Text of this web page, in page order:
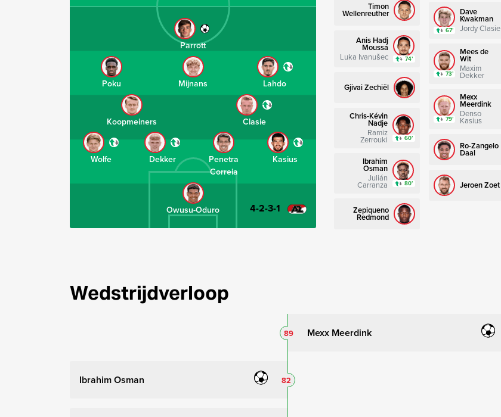
Owusu-Oduro
Kasius
Penetra
Correia
Dekker
Wolfe
Clasie
Koopmeiners
Lahdo
Mijnans
Poku
Parrott
4-2-3-1
Timon
Wellenreuther
Anis Hadj
Moussa
Luka Ivanušec
74’
Gjivai Zechiël
Chris-Kévin
Nadje
Ramiz
Zerrouki 60’
Ibrahim
Osman
Julián
Carranza 80’
Zepiqueno
Redmond
Dave
Kwakman
Jordy Clasie
67’
Mees de
Wit
Maxim
Dekker
73’
Mexx
Meerdink
Denso
Kasius
79’
Ro-Zangelo
Daal
Jeroen Zoet
Wedstrijdverloop
Mexx Meerdink
89
Ibrahim Osman 82